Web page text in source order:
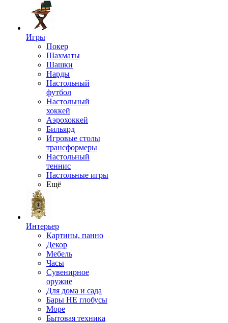
Игры
Покер
Шахматы
Шашки
Нарды
Настольный
футбол
Настольный
хоккей
Аэрохоккей
Бильярд
Игровые столы
трансформеры
Настольный
теннис
Настольные игры
Ещё
Интерьер
Картины, панно
Декор
Мебель
Часы
Сувенирное
оружие
Для дома и сада
Бары НЕ глобусы
Море
Бытовая техника